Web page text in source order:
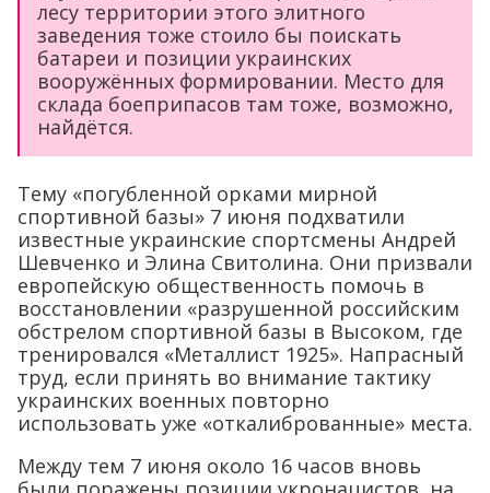
лесу территории этого элитного
заведения тоже стоило бы поискать
батареи и позиции украинских
вооружённых формировании. Место для
склада боеприпасов там тоже, возможно,
найдётся.
Тему «погубленной орками мирной
спортивной базы» 7 июня подхватили
известные украинские спортсмены Андрей
Шевченко и Элина Свитолина. Они призвали
европейскую общественность помочь в
восстановлении «разрушенной российским
обстрелом спортивной базы в Высоком, где
тренировался «Металлист 1925». Напрасный
труд, если принять во внимание тактику
украинских военных повторно
использовать уже «откалиброванные» места.
Между тем 7 июня около 16 часов вновь